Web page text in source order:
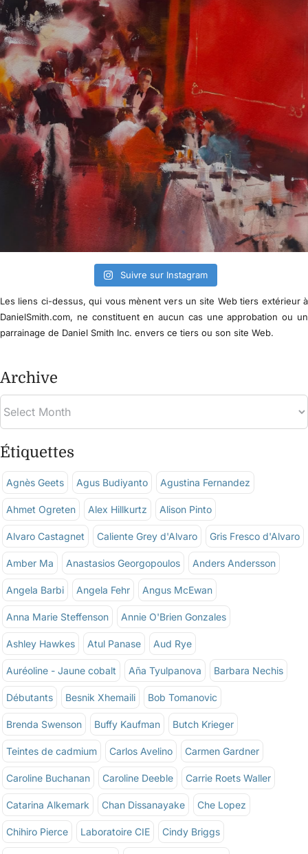
Suivre sur Instagram
Les liens ci-dessus, qui vous mènent vers un site Web tiers extérieur à
DanielSmith.com, ne constituent en aucun cas une approbation ou un
parrainage de Daniel Smith Inc. envers ce tiers ou son site Web.
Archive
Étiquettes
Agnès Geets Agus Budiyanto Agustina Fernandez
Ahmet Ogreten Alex Hillkurtz Alison Pinto
Alvaro Castagnet Caliente Grey d'Alvaro Gris Fresco d'Alvaro
Amber Ma Anastasios Georgopoulos Anders Andersson
Angela Barbi Angela Fehr Angus McEwan
Anna Marie Steffenson Annie O'Brien Gonzales
Ashley Hawkes Atul Panase Aud Rye
Auréoline - Jaune cobalt Aña Tyulpanova Barbara Nechis
Débutants Besnik Xhemaili Bob Tomanovic
Brenda Swenson Buffy Kaufman Butch Krieger
Teintes de cadmium Carlos Avelino Carmen Gardner
Caroline Buchanan Caroline Deeble Carrie Roets Waller
Catarina Alkemark Chan Dissanayake Che Lopez
Chihiro Pierce Laboratoire CIE Cindy Briggs